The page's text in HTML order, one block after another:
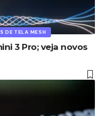
DE TELA MESH
3 Pro; veja novos